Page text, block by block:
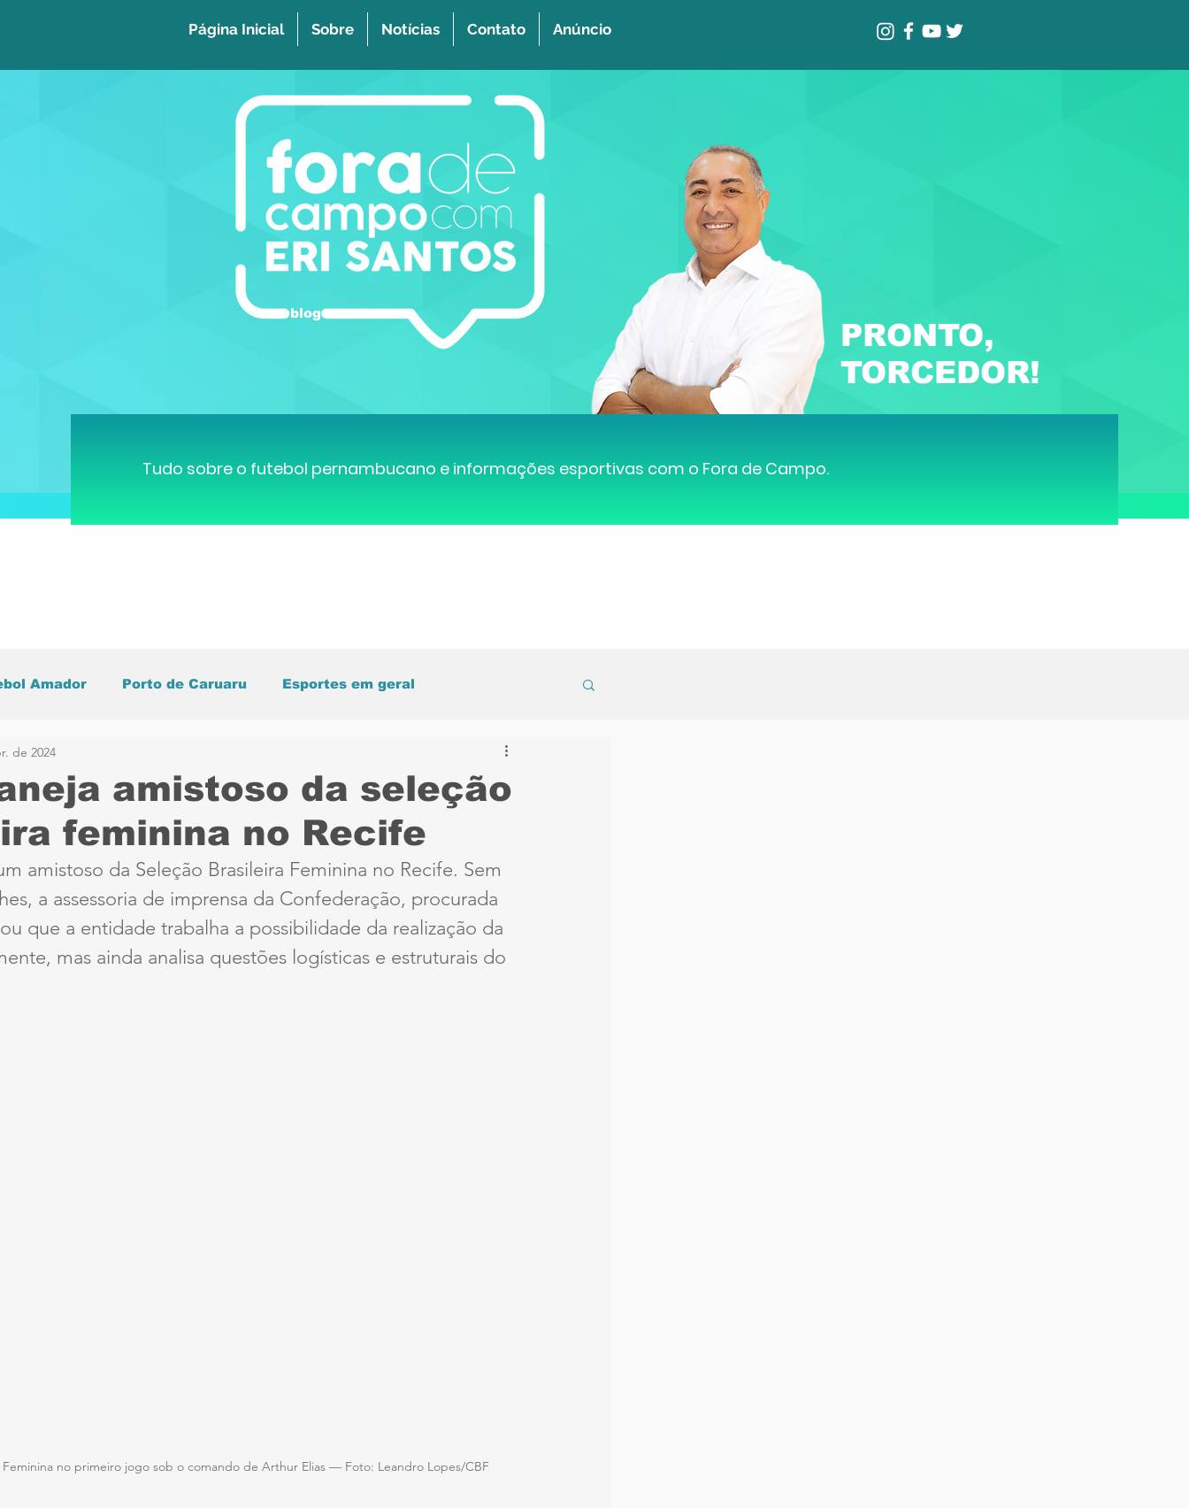
Página Inicial Sobre Notícias Contato Anúncio
PRONTO,
TORCEDOR!
blog
Tudo sobre o futebol pernambucano e informações esportivas com o Fora de Campo.
Amador Porto de Caruaru Esportes em geral
do Mundo Central de Caruaru
Sport Série B ciclismo parapan Destaque
Cruz Série A3 futebol do interior PE Seleção Brasileira
Jogos Escolares Retrô CBF Arbitragem
amistoso da seleção
feminina no Recife
de 2024
amistoso da Seleção Brasileira Feminina no Recife. Sem
a assessoria de imprensa da Confederação, procurada
que a entidade trabalha a possibilidade da realização da
mas ainda analisa questões logísticas e estruturais do
Feminina no primeiro jogo sob o comando de Arthur Elias — Foto: Leandro Lopes/CBF